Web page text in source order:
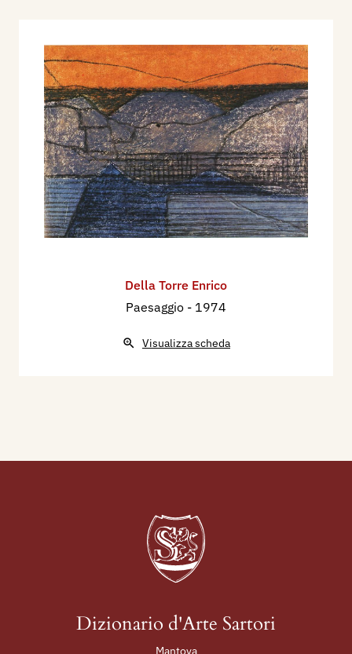
Della Torre Enrico
Paesaggio - 1974
Visualizza scheda
Dizionario d'Arte Sartori
Mantova